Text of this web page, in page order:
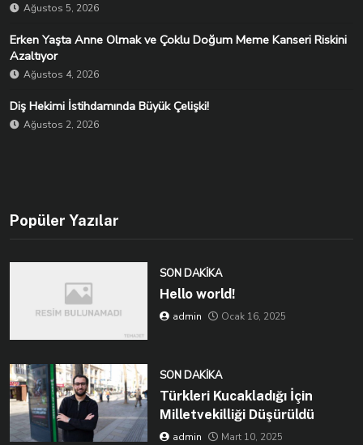
Ağustos 5, 2026
Erken Yaşta Anne Olmak ve Çoklu Doğum Meme Kanseri Riskini
Azaltıyor
Ağustos 4, 2026
Diş Hekimi İstihdamında Büyük Çelişki!
Ağustos 2, 2026
Popüler Yazılar
SON DAKIKA
Hello world!
admin Ocak 16, 2025
SON DAKIKA
Türkleri Kucakladığı İçin
Milletvekilliği Düşürüldü
admin Mart 10, 2025